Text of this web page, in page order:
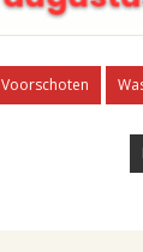
Voorschoten